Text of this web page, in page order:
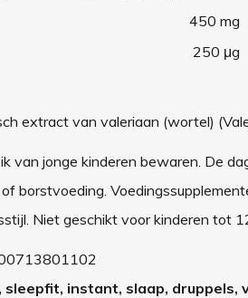
450 mg
250 μg
extract van valeriaan (wortel)
van jonge kinderen bewaren. De
borstvoeding.
Niet geschikt voor kinderen tot
sleepfit, instant, slaap, druppels,